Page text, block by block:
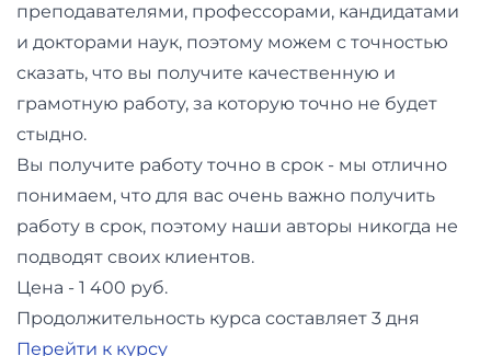
преподавателями, профессорами, кандидатами
и докторами наук, поэтому можем с точностью
сказать, что вы получите качественную и
грамотную работу, за которую точно не будет
стыдно.
Вы получите работу точно в срок - мы отлично
понимаем, что для вас очень важно получить
работу в срок, поэтому наши авторы никогда не
подводят своих клиентов.
Цена - 1 400 руб.
Продолжительность курса составляет 3 дня
Перейти к курсу